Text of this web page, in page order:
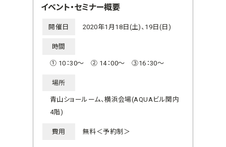
イベント・セミナー概要
開催日 2020年1月18日(土)、19日(日)
時間
① 10：30～ ② 14：00～ ③16：30～
場所
青山ショールーム、横浜会場(AQUAビル関内
4階)
費用 無料＜予約制＞